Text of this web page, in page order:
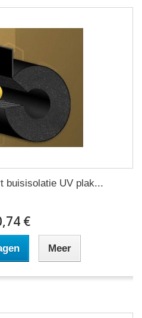
buisisolatie UV plak...
€
Meer